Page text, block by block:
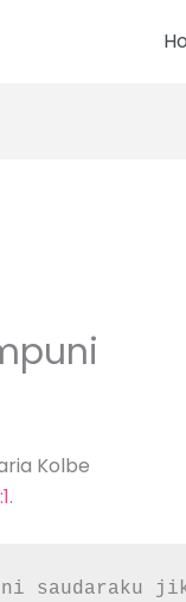
Kolbe
.
saudaraku